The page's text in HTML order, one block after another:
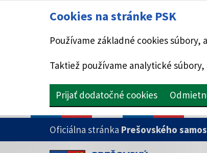
Cookies na stránke PSK
Používame základné cookies
Taktiež používame analytické
Prijať dodatočné cookies
PRESKOČIŤ NA HLAVNÝ OBSAH
Oficiálna stránka Prešovského